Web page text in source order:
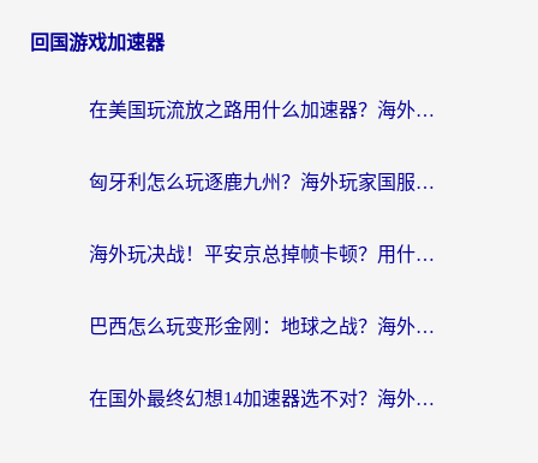
回国游戏加速器
在美国玩流放之路用什么加速器？海外党国服游戏不卡顿的终极攻略
匈牙利怎么玩逐鹿九州？海外玩家国服游戏加速器终极指南（附永劫无间荣耀新三国解决方案）
海外玩决战！平安京总掉帧卡顿？用什么加速器比较好？实测指南来了
巴西怎么玩变形金刚：地球之战？海外玩家国服游戏加速终极指南（附新诛仙延迟密室逃脱18解决办法）
在国外最终幻想14加速器选不对？海外玩家的国服游戏加速避坑指南